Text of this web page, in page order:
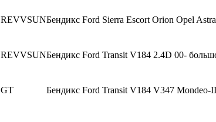
REVVSUNБендикс Ford Sierra Escort Orion Opel
REVVSUNБендикс Ford Transit V184 2.4D 00-
GT Бендикс Ford Transit V184 V347